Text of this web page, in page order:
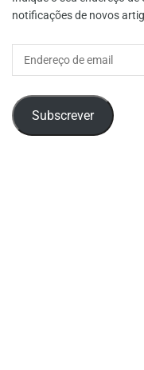
notificações de novos
Subscrever